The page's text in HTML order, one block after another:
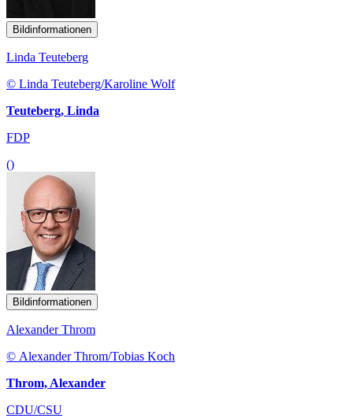
Bildinformationen
Linda Teuteberg
© Linda Teuteberg/Karoline Wolf
Teuteberg, Linda
FDP
()
Bildinformationen
Alexander Throm
© Alexander Throm/Tobias Koch
Throm, Alexander
CDU/CSU